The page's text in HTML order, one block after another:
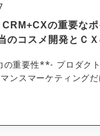
の重要なポ
コスメ開発とＣＸ
重要性**- プロダク
ンスマーケティング